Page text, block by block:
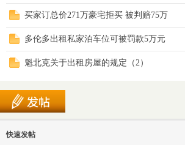
买家订总价271万豪宅拒买 被判赔75万
多伦多出租私家泊车位可被罚款5万元
魁北克关于出租房屋的规定（2）
快速发帖